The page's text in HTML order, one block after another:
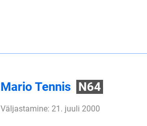
Mario Tennis N64
Väljastamine: 21. juuli 2000